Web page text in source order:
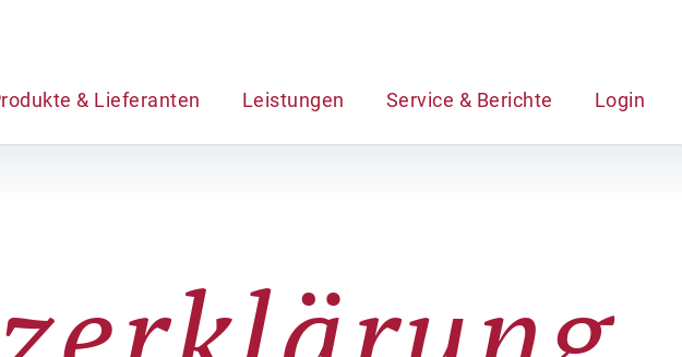
& Lieferanten Leistungen Service & Berichte Login